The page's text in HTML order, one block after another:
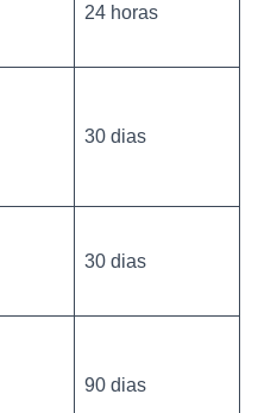
24 horas
30 dias
30 dias
90 dias